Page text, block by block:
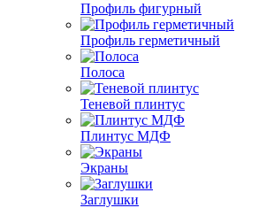
Профиль фигурный
Профиль герметичный
Полоса
Теневой плинтус
Плинтус МДФ
Экраны
Заглушки